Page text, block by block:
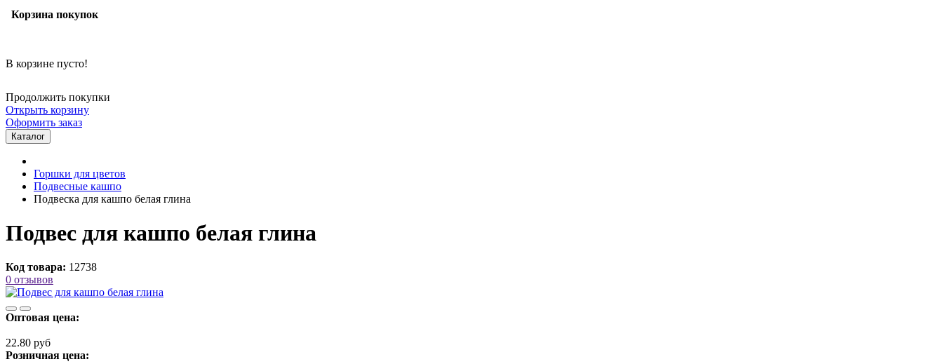
Корзина покупок
В корзине пусто!
Продолжить покупки
Открыть корзину
Оформить заказ
Каталог
Горшки для цветов
Подвесные кашпо
Подвеска для кашпо белая глина
Подвес для кашпо белая глина
Код товара: 12738
0 отзывов
Оптовая цена:
22.80 руб
Розничная цена: